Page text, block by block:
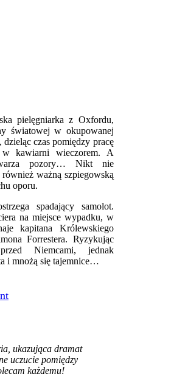
pielęgniarka z Oxfordu,
światowej w okupowanej
czas pomiędzy pracę
kawiarni wieczorem. A
pozory… Nikt nie
ważną szpiegowską
oporu.
spadający samolot.
na miejsce wypadku, w
kapitana Królewskiego
Forrestera. Ryzykując
Niemcami, jednak
i mnożą się tajemnice…
ukazująca dramat
uczucie pomiędzy
każdemu!